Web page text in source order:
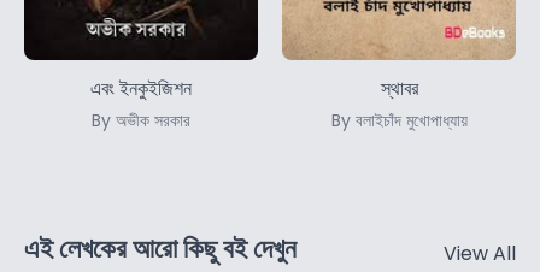
এবং ইনকুইজিশন
By অভীক সরকার
স্থাবর
By বলাইচাঁদ মুখোপাধ্যায়
এই লেখকের আরো কিছু বই দেখুন View All